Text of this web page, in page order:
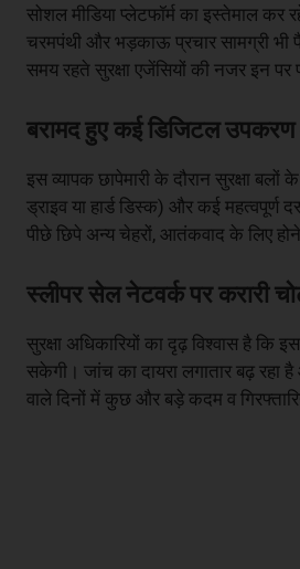
सोशल मीडिया प्लेटफॉर्म का इस्तेमाल
चरमपंथी और भड़काऊ प्रचार सामग्री
समय रहते सुरक्षा एजेंसियों की नजर इन पर
बरामद हुए कई डिजिटल
इस व्यापक छापेमारी के दौरान सुरक्षा
ड्राइव या हार्ड डिस्क) और कई
पीछे छिपे अन्य चेहरों, आतंकवाद के लिए
स्लीपर सेल नेटवर्क पर करारी
सुरक्षा अधिकारियों का दृढ़ विश्वास है
सकेगी। जांच का दायरा लगातार बढ़ रहा
वाले दिनों में कुछ और बड़े कदम व